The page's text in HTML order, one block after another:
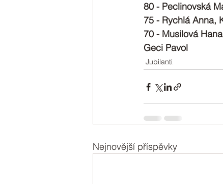
80 - Peclinovská
75 - Rychlá Anna,
70 - Musilová
Geci Pavol
Jubilanti
Nejnovější příspěvky